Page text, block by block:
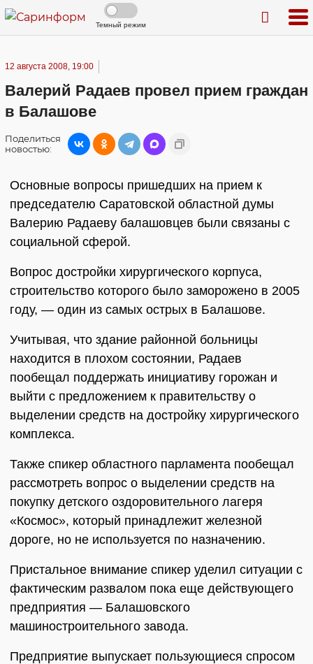
Темный режим
12 августа 2008, 19:00
Валерий Радаев провел прием граждан
в Балашове
Поделиться
новостью:
Основные вопросы пришедших на прием к
председателю Саратовской областной думы
Валерию Радаеву балашовцев были связаны с
социальной сферой.
Вопрос достройки хирургического корпуса,
строительство которого было заморожено в 2005
году, — один из самых острых в Балашове.
Учитывая, что здание районной больницы
находится в плохом состоянии, Радаев
пообещал поддержать инициативу горожан и
выйти с предложением к правительству о
выделении средств на достройку хирургического
комплекса.
Также спикер областного парламента пообещал
рассмотреть вопрос о выделении средств на
покупку детского оздоровительного лагеря
«Космос», который принадлежит железной
дороге, но не используется по назначению.
Пристальное внимание спикер уделил ситуации с
фактическим развалом пока еще действующего
предприятия — Балашовского
машиностроительного завода.
Предприятие выпускает пользующиеся спросом